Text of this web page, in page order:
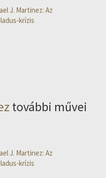
J. Martinez: Az
krízis
további művei
J. Martinez: Az
krízis